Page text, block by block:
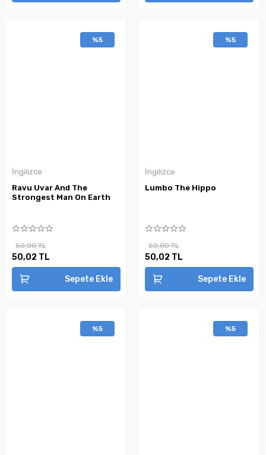
%5
İngilizce
Ravu Uvar And The
Strongest Man On Earth
50,00 TL
50,02 TL
Sepete Ekle
%5
İngilizce
Lumbo The Hippo
50,00 TL
50,02 TL
Sepete Ekle
%5 %5